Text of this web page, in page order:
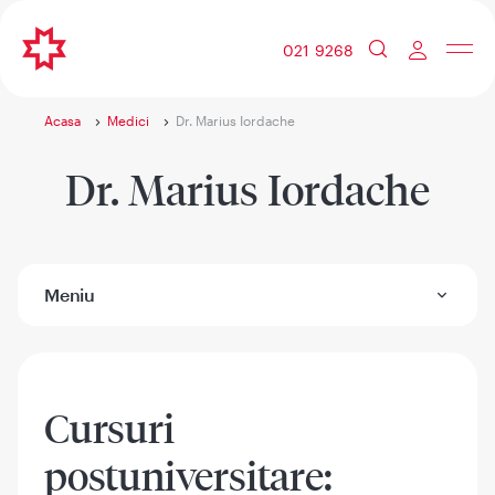
021 9268
Acasa Medici Dr. Marius Iordache
Dr. Marius Iordache
Meniu
Cursuri
postuniversitare: